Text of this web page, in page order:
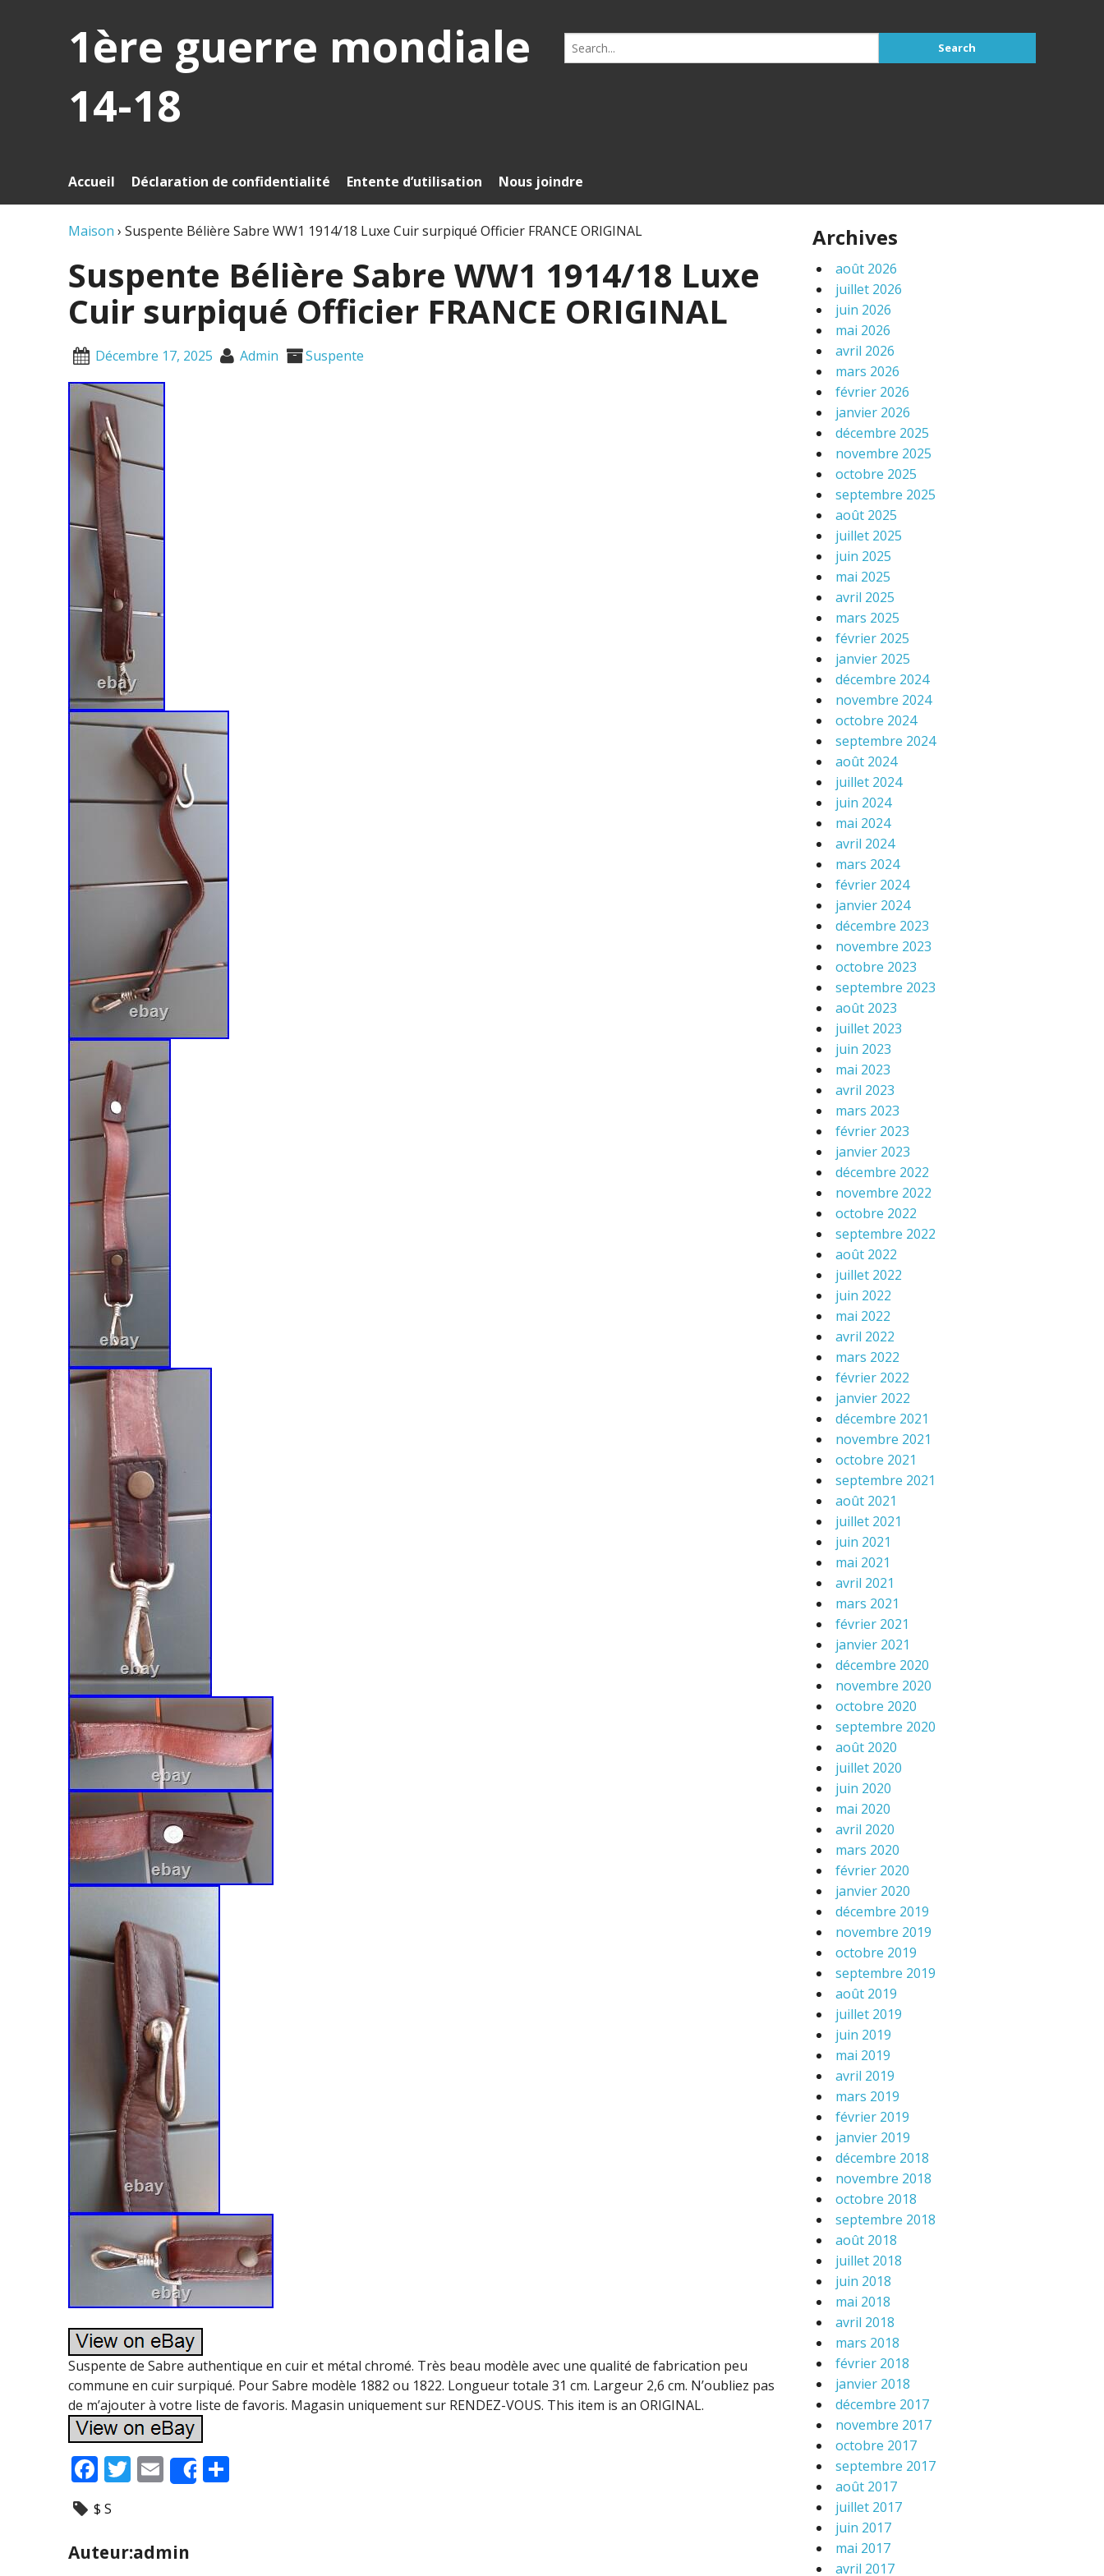
1ère guerre mondiale
14-18
Search
for:
Accueil Déclaration de confidentialité Entente d’utilisation Nous joindre
Maison › Suspente Bélière Sabre WW1 1914/18 Luxe Cuir surpiqué Officier FRANCE ORIGINAL
Suspente Bélière Sabre WW1 1914/18 Luxe
Cuir surpiqué Officier FRANCE ORIGINAL
Décembre 17, 2025 Admin Suspente
Suspente de Sabre authentique en cuir et métal chromé. Très beau modèle avec une qualité de fabrication peu
commune en cuir surpiqué. Pour Sabre modèle 1882 ou 1822. Longueur totale 31 cm. Largeur 2,6 cm. N’oubliez pas
de m’ajouter à votre liste de favoris. Magasin uniquement sur RENDEZ-VOUS. This item is an ORIGINAL.
F
ac
e
b
T
er
E
m
l
Share
$ S
Auteur:admin
Archives
août 2026
juillet 2026
juin 2026
mai 2026
avril 2026
mars 2026
février 2026
janvier 2026
décembre 2025
novembre 2025
octobre 2025
septembre 2025
août 2025
juillet 2025
juin 2025
mai 2025
avril 2025
mars 2025
février 2025
janvier 2025
décembre 2024
novembre 2024
octobre 2024
septembre 2024
août 2024
juillet 2024
juin 2024
mai 2024
avril 2024
mars 2024
février 2024
janvier 2024
décembre 2023
novembre 2023
octobre 2023
septembre 2023
août 2023
juillet 2023
juin 2023
mai 2023
avril 2023
mars 2023
février 2023
janvier 2023
décembre 2022
novembre 2022
octobre 2022
septembre 2022
août 2022
juillet 2022
juin 2022
mai 2022
avril 2022
mars 2022
février 2022
janvier 2022
décembre 2021
novembre 2021
octobre 2021
septembre 2021
août 2021
juillet 2021
juin 2021
mai 2021
avril 2021
mars 2021
février 2021
janvier 2021
décembre 2020
novembre 2020
octobre 2020
septembre 2020
août 2020
juillet 2020
juin 2020
mai 2020
avril 2020
mars 2020
février 2020
janvier 2020
décembre 2019
novembre 2019
octobre 2019
septembre 2019
août 2019
juillet 2019
juin 2019
mai 2019
avril 2019
mars 2019
février 2019
janvier 2019
décembre 2018
novembre 2018
octobre 2018
septembre 2018
août 2018
juillet 2018
juin 2018
mai 2018
avril 2018
mars 2018
février 2018
janvier 2018
décembre 2017
novembre 2017
octobre 2017
septembre 2017
août 2017
juillet 2017
juin 2017
mai 2017
avril 2017